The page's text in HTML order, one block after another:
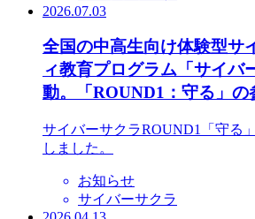
2026.07.03
全国の中高生向け体験型サ
ィ教育プログラム「サイバ
動。「ROUND1：守る」の
サイバーサクラROUND1「守る
しました。
お知らせ
サイバーサクラ